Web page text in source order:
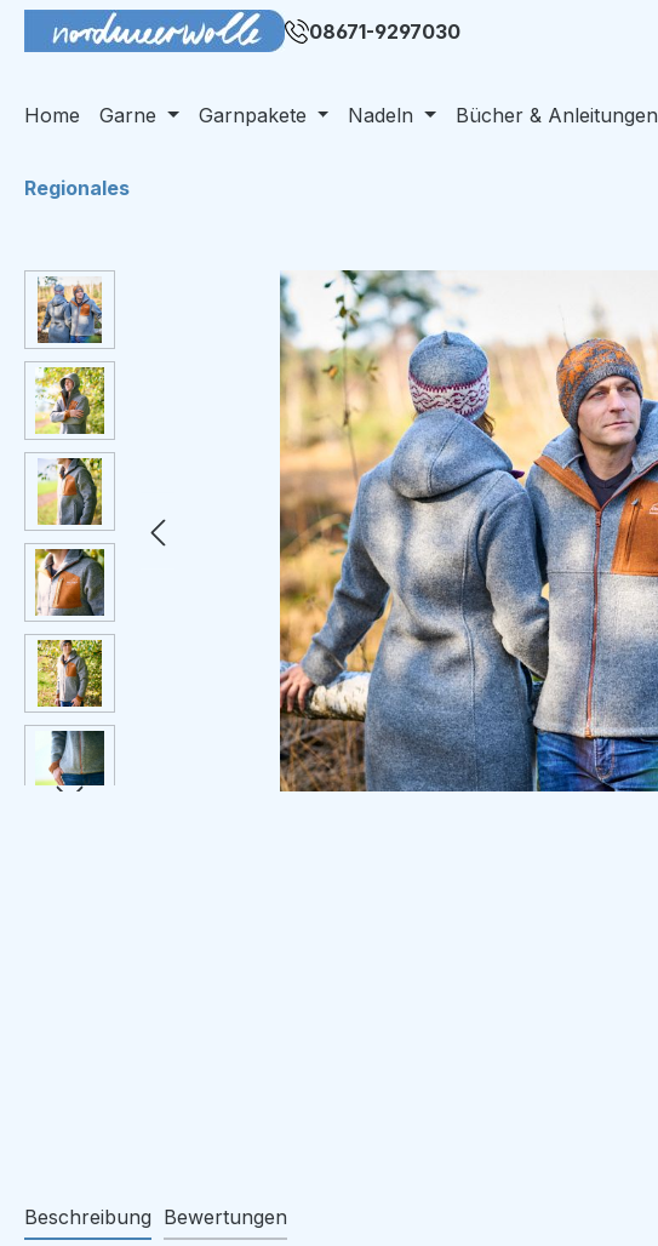
Hauptinhalt springen
Zur Suche springen
Zur Hauptnavigation springen08671-9297030
Home Garne Garnpakete Nadeln Bücher & Anleitungen
Regionales
Bildergalerie überspringen
Beschreibung Bewertungen